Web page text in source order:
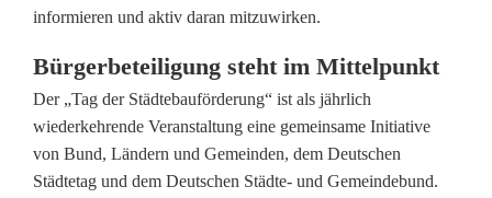
i
e
r
n
S
informieren und aktiv daran mitzuwirken.
Bürgerbeteiligung steht im Mittelpunkt
Der „Tag der Städtebauförderung“ ist als jährlich
wiederkehrende Veranstaltung eine gemeinsame Initiative
von Bund, Ländern und Gemeinden, dem Deutschen
Städtetag und dem Deutschen Städte- und Gemeindebund.